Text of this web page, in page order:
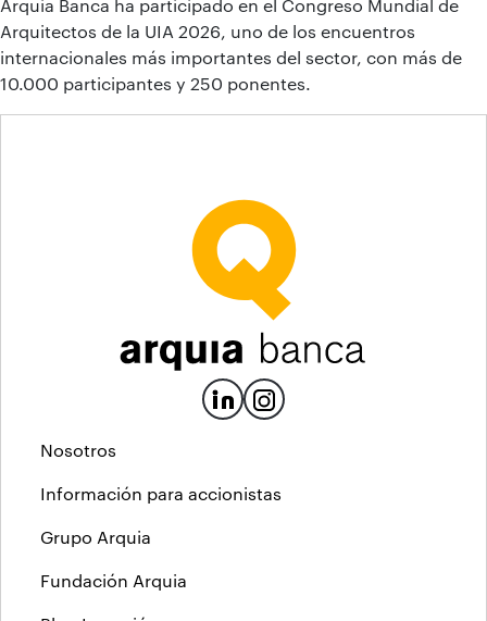
Arquia Banca ha participado en el Congreso Mundial de
Arquitectos de la UIA 2026, uno de los encuentros
internacionales más importantes del sector, con más de
10.000 participantes y 250 ponentes.
Nosotros
Información para accionistas
Grupo Arquia
Fundación Arquia